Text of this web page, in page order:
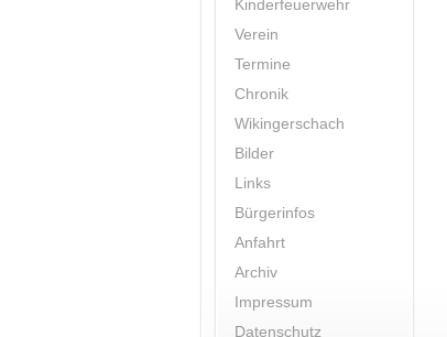
Kinderfeuerwehr
Verein
Termine
Chronik
Wikingerschach
Bilder
Links
Bürgerinfos
Anfahrt
Archiv
Impressum
Datenschutz